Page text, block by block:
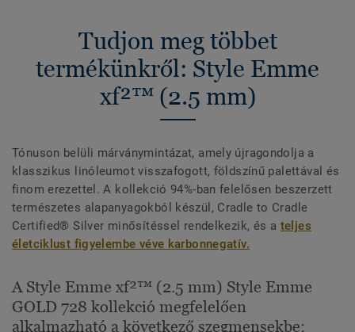
Tudjon meg többet
termékünkről: Style Emme
xf²™ (2.5 mm)
Tónuson belüli márványmintázat, amely újragondolja a
klasszikus linóleumot visszafogott, földszínű palettával és
finom erezettel. A kollekció 94%-ban felelősen beszerzett
természetes alapanyagokból készül, Cradle to Cradle
Certified® Silver minősítéssel rendelkezik, és a teljes
életciklust figyelembe véve karbonnegatív.
A Style Emme xf²™ (2.5 mm) Style Emme
GOLD 728 kollekció megfelelően
alkalmazható a következő szegmensekbe: